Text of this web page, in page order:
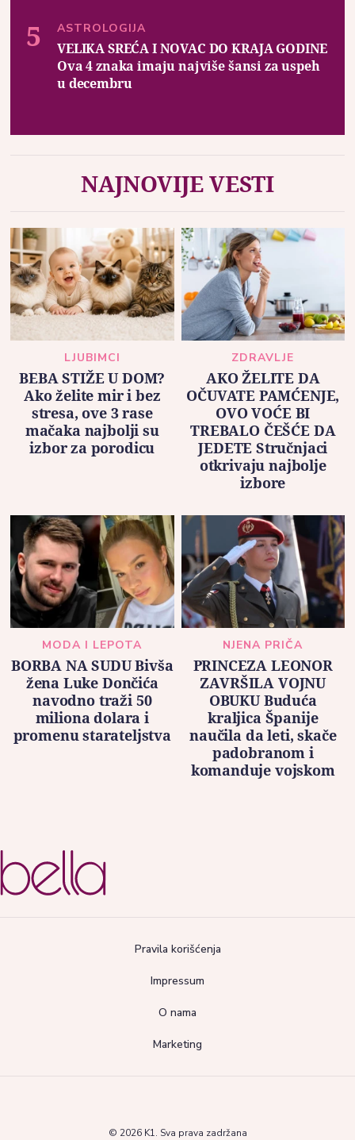
ASTROLOGIJA
VELIKA SREĆA I NOVAC DO KRAJA GODINE
Ova 4 znaka imaju najviše šansi za uspeh
u decembru
NAJNOVIJE VESTI
LJUBIMCI
BEBA STIŽE U DOM?
Ako želite mir i bez
stresa, ove 3 rase
mačaka najbolji su
izbor za porodicu
ZDRAVLJE
AKO ŽELITE DA
OČUVATE PAMĆENJE,
OVO VOĆE BI
TREBALO ČEŠĆE DA
JEDETE Stručnjaci
otkrivaju najbolje
izbore
MODA I LEPOTA
BORBA NA SUDU Bivša
žena Luke Dončića
navodno traži 50
miliona dolara i
promenu starateljstva
NJENA PRIČA
PRINCEZA LEONOR
ZAVRŠILA VOJNU
OBUKU Buduća
kraljica Španije
naučila da leti, skače
padobranom i
komanduje vojskom
Pravila korišćenja
Impressum
O nama
Marketing
© 2026 K1. Sva prava zadržana